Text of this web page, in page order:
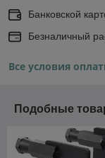
Банковской
Безналичный
Все условия
Подобные